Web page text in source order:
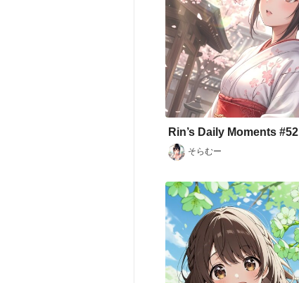
Rin’s Daily Moments #52
そらむー